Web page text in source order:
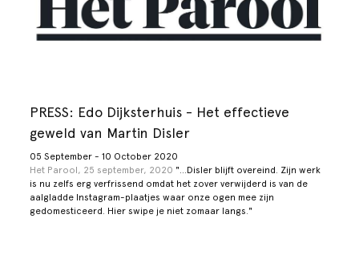
PRESS: Edo Dijksterhuis - Het effectieve
geweld van Martin Disler
05 September - 10 October 2020
Het Parool, 25 september, 2020 "...Disler blijft overeind. Zijn werk
is nu zelfs erg verfrissend omdat het zover verwijderd is van de
aalgladde Instagram-plaatjes waar onze ogen mee zijn
gedomesticeerd. Hier swipe je niet zomaar langs."